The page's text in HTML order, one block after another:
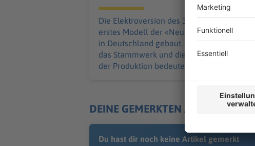
München
Die Elektroversion des 3ers wird als
erstes Modell der «Neuen Klasse»
in Deutschland gebaut. Was das für
das Stammwerk und die Zukunft
der Produktion bedeutet.
DEINE GEMERKTEN ARTIKEL
Du hast dir noch keine Artikel gemerkt